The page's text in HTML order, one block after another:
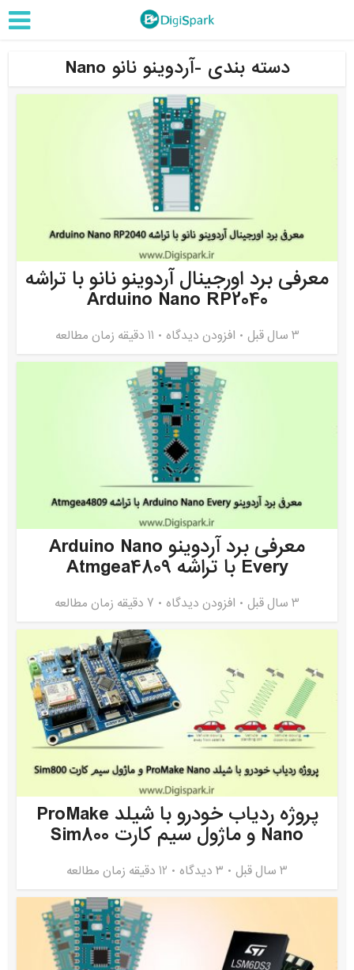
دسته بندی -آردوینو نانو Nano
معرفی برد اورجینال آردوینو نانو با تراشه
Arduino Nano RP2040
3 سال قبل افزودن دیدگاه 11 دقیقه زمان مطالعه
معرفی برد آردوینو Arduino Nano
Every با تراشه Atmgea4809
3 سال قبل افزودن دیدگاه 7 دقیقه زمان مطالعه
پروژه ردیاب خودرو با شیلد ProMake
Nano و ماژول سیم کارت Sim800
3 سال قبل ۳ دیدگاه 12 دقیقه زمان مطالعه